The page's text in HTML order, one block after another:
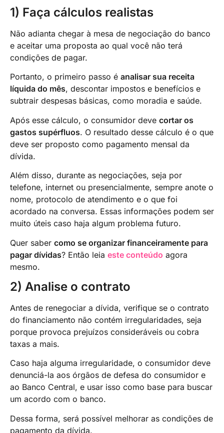
1) Faça cálculos realistas
Não adianta chegar à mesa de negociação do banco
e aceitar uma proposta ao qual você não terá
condições de pagar.
Portanto, o primeiro passo é analisar sua receita
líquida do mês, descontar impostos e benefícios e
subtrair despesas básicas, como moradia e saúde.
Após esse cálculo, o consumidor deve cortar os
gastos supérfluos. O resultado desse cálculo é o que
deve ser proposto como pagamento mensal da
dívida.
Além disso, durante as negociações, seja por
telefone, internet ou presencialmente, sempre anote o
nome, protocolo de atendimento e o que foi
acordado na conversa. Essas informações podem ser
muito úteis caso haja algum problema futuro.
Quer saber como se organizar financeiramente para
pagar dívidas? Então leia este conteúdo agora
mesmo.
2) Analise o contrato
Antes de renegociar a dívida, verifique se o contrato
do financiamento não contém irregularidades, seja
porque provoca prejuízos consideráveis ou cobra
taxas a mais.
Caso haja alguma irregularidade, o consumidor deve
denunciá-la aos órgãos de defesa do consumidor e
ao Banco Central, e usar isso como base para buscar
um acordo com o banco.
Dessa forma, será possível melhorar as condições de
pagamento da dívida.